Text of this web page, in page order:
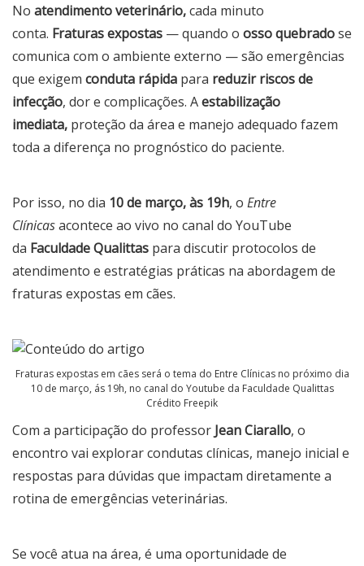
No atendimento veterinário,cada minuto
conta. Fraturas expostas — quando o osso quebradose
comunica com o ambiente externo — são emergências
que exigem conduta rápida para reduzir riscos de
infecção, dor e complicações. Aestabilização
imediata, proteção da área e manejo adequado fazem
toda a diferença no prognóstico do paciente.
Por isso, no dia 10 de março, às 19h, o Entre
Clínicasacontece ao vivo no canal do YouTube
da Faculdade Qualittas para discutir protocolos de
atendimento e estratégias práticas na abordagem de
fraturas expostas em cães.
Fraturas expostas em cães será o tema do Entre Clínicas no próximo dia
10 de março, ás 19h, no canal do Youtube da Faculdade Qualittas
Crédito Freepik
Com a participação do professor Jean Ciarallo, o
encontro vai explorar condutas clínicas, manejo inicial e
respostas para dúvidas que impactam diretamente a
rotina de emergências veterinárias.
Se você atua na área, é uma oportunidade de